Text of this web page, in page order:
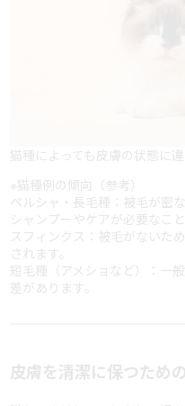
猫種によっても皮膚の状態に
※猫種例の傾向（参考）
ペルシャ・長毛種：被毛が密
シャンプーやケアが必要なこ
スフィンクス：被毛がないた
されます。
短毛種（アメショなど）：一
差があります。
皮膚を清潔に保つため